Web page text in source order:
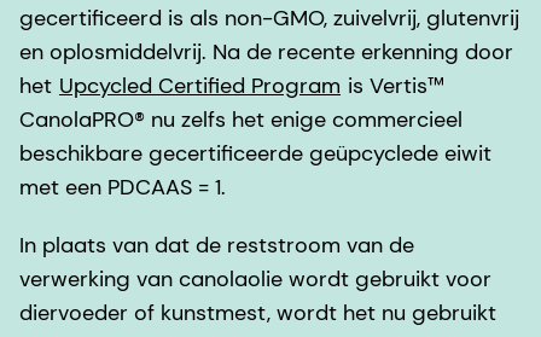
gecertificeerd is als non-GMO, zuivelvrij, glutenvrij
en oplosmiddelvrij. Na de recente erkenning door
het Upcycled Certified Program is Vertis™
CanolaPRO® nu zelfs het enige commercieel
beschikbare gecertificeerde geüpcyclede eiwit
met een PDCAAS = 1.
In plaats van dat de reststroom van de
verwerking van canolaolie wordt gebruikt voor
diervoeder of kunstmest, wordt het nu gebruikt